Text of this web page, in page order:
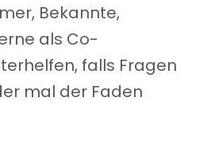
Bekannte,
als Co-
falls Fragen
mal der Faden